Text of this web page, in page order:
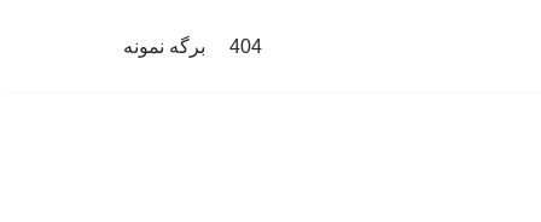
404 برگه نمونه